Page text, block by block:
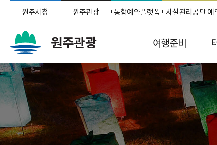
원주시청 원주관광 통합예약플랫폼 시설관리공단 예
원주관광 여행준비